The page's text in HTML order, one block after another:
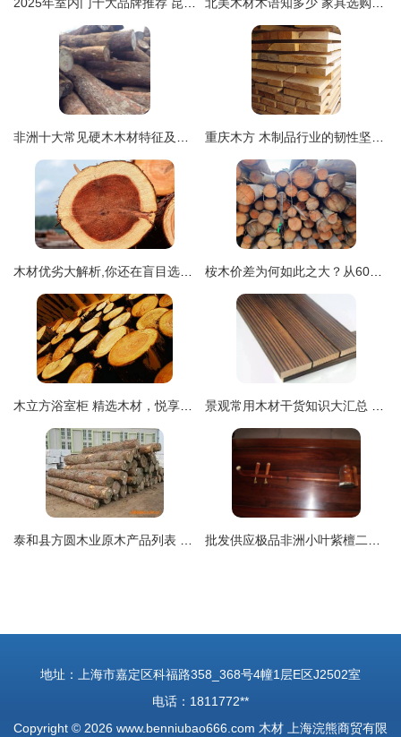
地址：上海市嘉定区科福路358_368号4幢1层E区J2502室
电话：1811772**
Copyright © 2026 www.benniubao666.com 木材 上海浣熊商贸有限